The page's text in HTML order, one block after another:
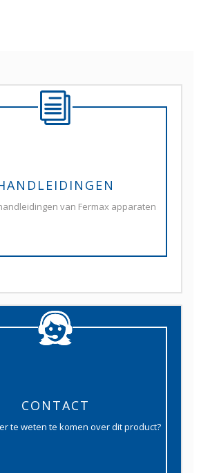
van Fermax apparaten
CONTACT
te weten te komen over dit product?